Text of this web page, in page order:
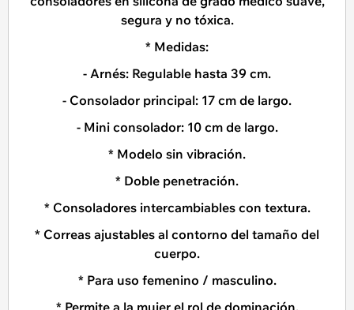
segura y no tóxica.
* Medidas:
- Arnés: Regulable hasta 39 cm.
- Consolador principal: 17 cm de largo.
- Mini consolador: 10 cm de largo.
* Modelo sin vibración.
* Doble penetración.
* Consoladores intercambiables con textura.
* Correas ajustables al contorno del tamaño del
cuerpo.
* Para uso femenino / masculino.
* Permite a la mujer el rol de dominación,